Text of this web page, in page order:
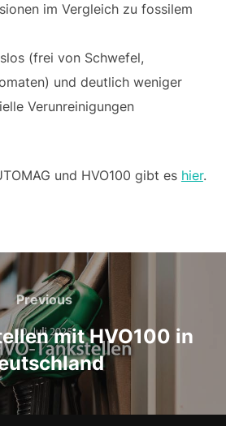
im Vergleich zu fossilem
(frei von Schwefel,
und deutlich weniger
Verunreinigungen
und HVO100 gibt es hier.
Previous
Previous
mit HVO100 in